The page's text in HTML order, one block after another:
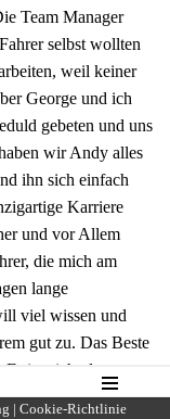
MENÜ
Team Manager
selbst wollten
weil keiner
George und ich
gebeten und uns
wir Andy alles
ihn sich einfach
Karriere
und vor Allem
die mich am
lange
viel wissen und
gut zu. Das Beste
ist nicht der
Vert fährt, sondern
| Cookie-Richtlinie